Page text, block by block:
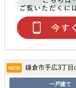
NEW 鎌倉市手広3丁目
一戸建て